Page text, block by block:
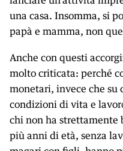
una casa. Insomma, si
papà e mamma, non
Anche con questi
molto criticata: perché
monetari, invece che
condizioni di vita e
chi non ha strettamente
più anni di età, senza